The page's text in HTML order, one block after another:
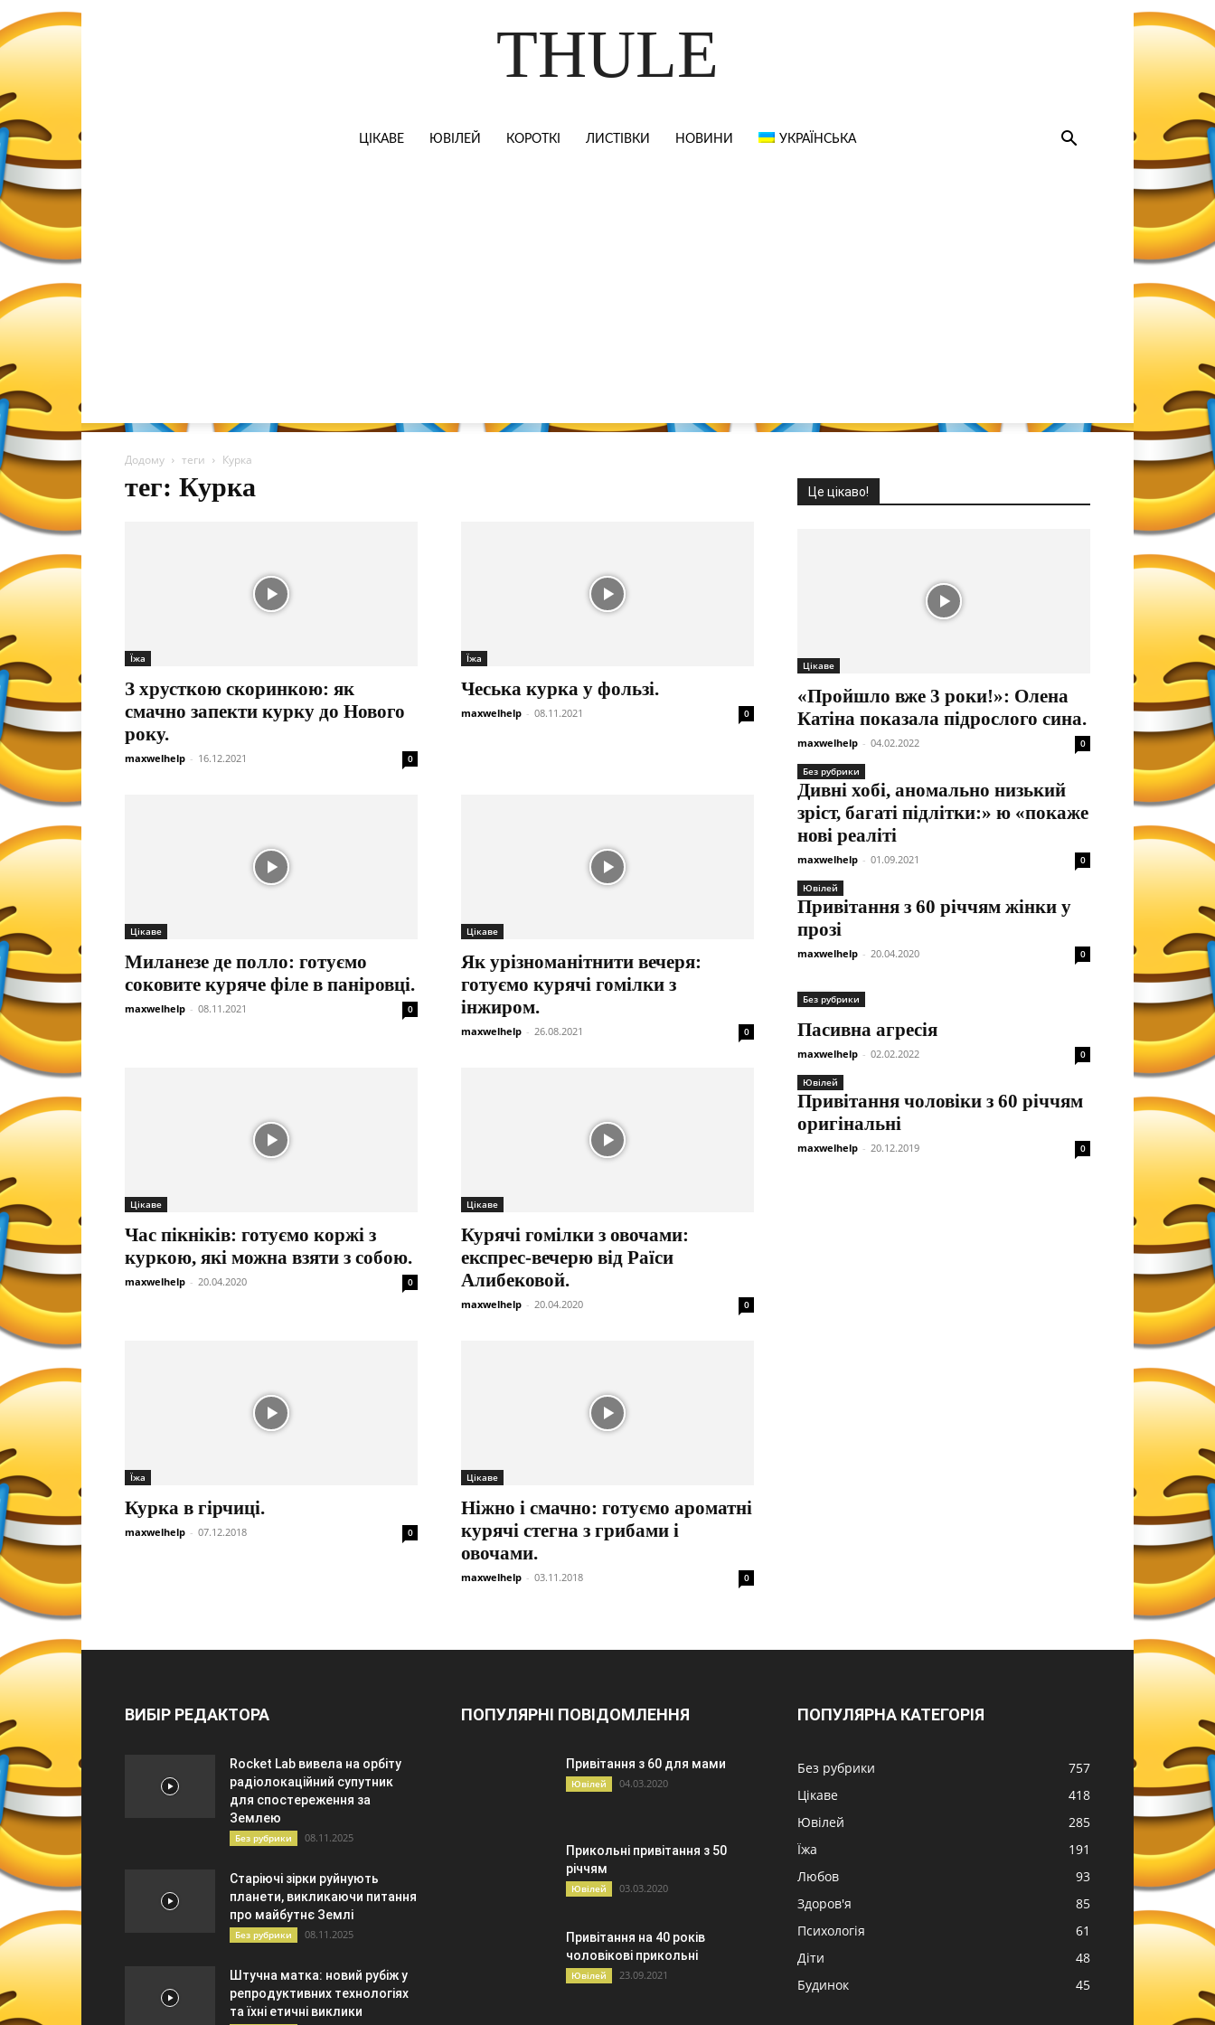
THULE
ЦІКАВЕ ЮВІЛЕЙ КОРОТКІ ЛИСТІВКИ НОВИНИ УКРАЇНСЬКА
Додому теги Курка
тег: Курка
Їжа
З хрусткою скоринкою: як
смачно запекти курку до Нового
року.
maxwelhelp - 16.12.2021 0
Їжа
Чеська курка у фользі.
maxwelhelp - 08.11.2021 0
Цікаве
Миланезе де полло: готуємо
соковите куряче філе в паніровці.
maxwelhelp - 08.11.2021 0
Цікаве
Як урізноманітнити вечеря:
готуємо курячі гомілки з
інжиром.
maxwelhelp - 26.08.2021 0
Цікаве
Час пікніків: готуємо коржі з
куркою, які можна взяти з собою.
maxwelhelp - 20.04.2020 0
Цікаве
Курячі гомілки з овочами:
експрес-вечерю від Раїси
Алибековой.
maxwelhelp - 20.04.2020 0
Їжа
Курка в гірчиці.
maxwelhelp - 07.12.2018 0
Цікаве
Ніжно і смачно: готуємо ароматні
курячі стегна з грибами і
овочами.
maxwelhelp - 03.11.2018 0
Це цікаво!
Цікаве
«Пройшло вже 3 роки!»: Олена
Катіна показала підрослого сина.
maxwelhelp - 04.02.2022 0
Без рубрики
Дивні хобі, аномально низький
зріст, багаті підлітки:» ю «покаже
нові реаліті
maxwelhelp - 01.09.2021 0
Ювілей
Привітання з 60 річчям жінки у
прозі
maxwelhelp - 20.04.2020 0
Без рубрики
Пасивна агресія
maxwelhelp - 02.02.2022 0
Ювілей
Привітання чоловіки з 60 річчям
оригінальні
maxwelhelp - 20.12.2019 0
ВИБІР РЕДАКТОРА
Rocket Lab вивела на орбіту
радіолокаційний супутник
для спостереження за
Землею
Без рубрики 08.11.2025
Старіючі зірки руйнують
планети, викликаючи питання
про майбутнє Землі
Без рубрики 08.11.2025
Штучна матка: новий рубіж у
репродуктивних технологіях
та їхні етичні виклики
ПОПУЛЯРНІ ПОВІДОМЛЕННЯ
Привітання з 60 для мами
Ювілей 04.03.2020
Прикольні привітання з 50
річчям
Ювілей 03.03.2020
Привітання на 40 років
чоловікові прикольні
Ювілей 23.09.2021
ПОПУЛЯРНА КАТЕГОРІЯ
Без рубрики
757
Цікаве
418
Ювілей
285
Їжа
191
Любов
93
Здоров'я
85
Психологія
61
Діти
48
Будинок
45